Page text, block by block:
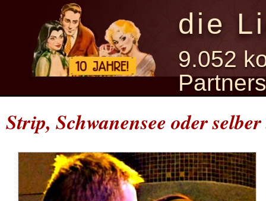
die
9.052
Strip, Schwanensee oder